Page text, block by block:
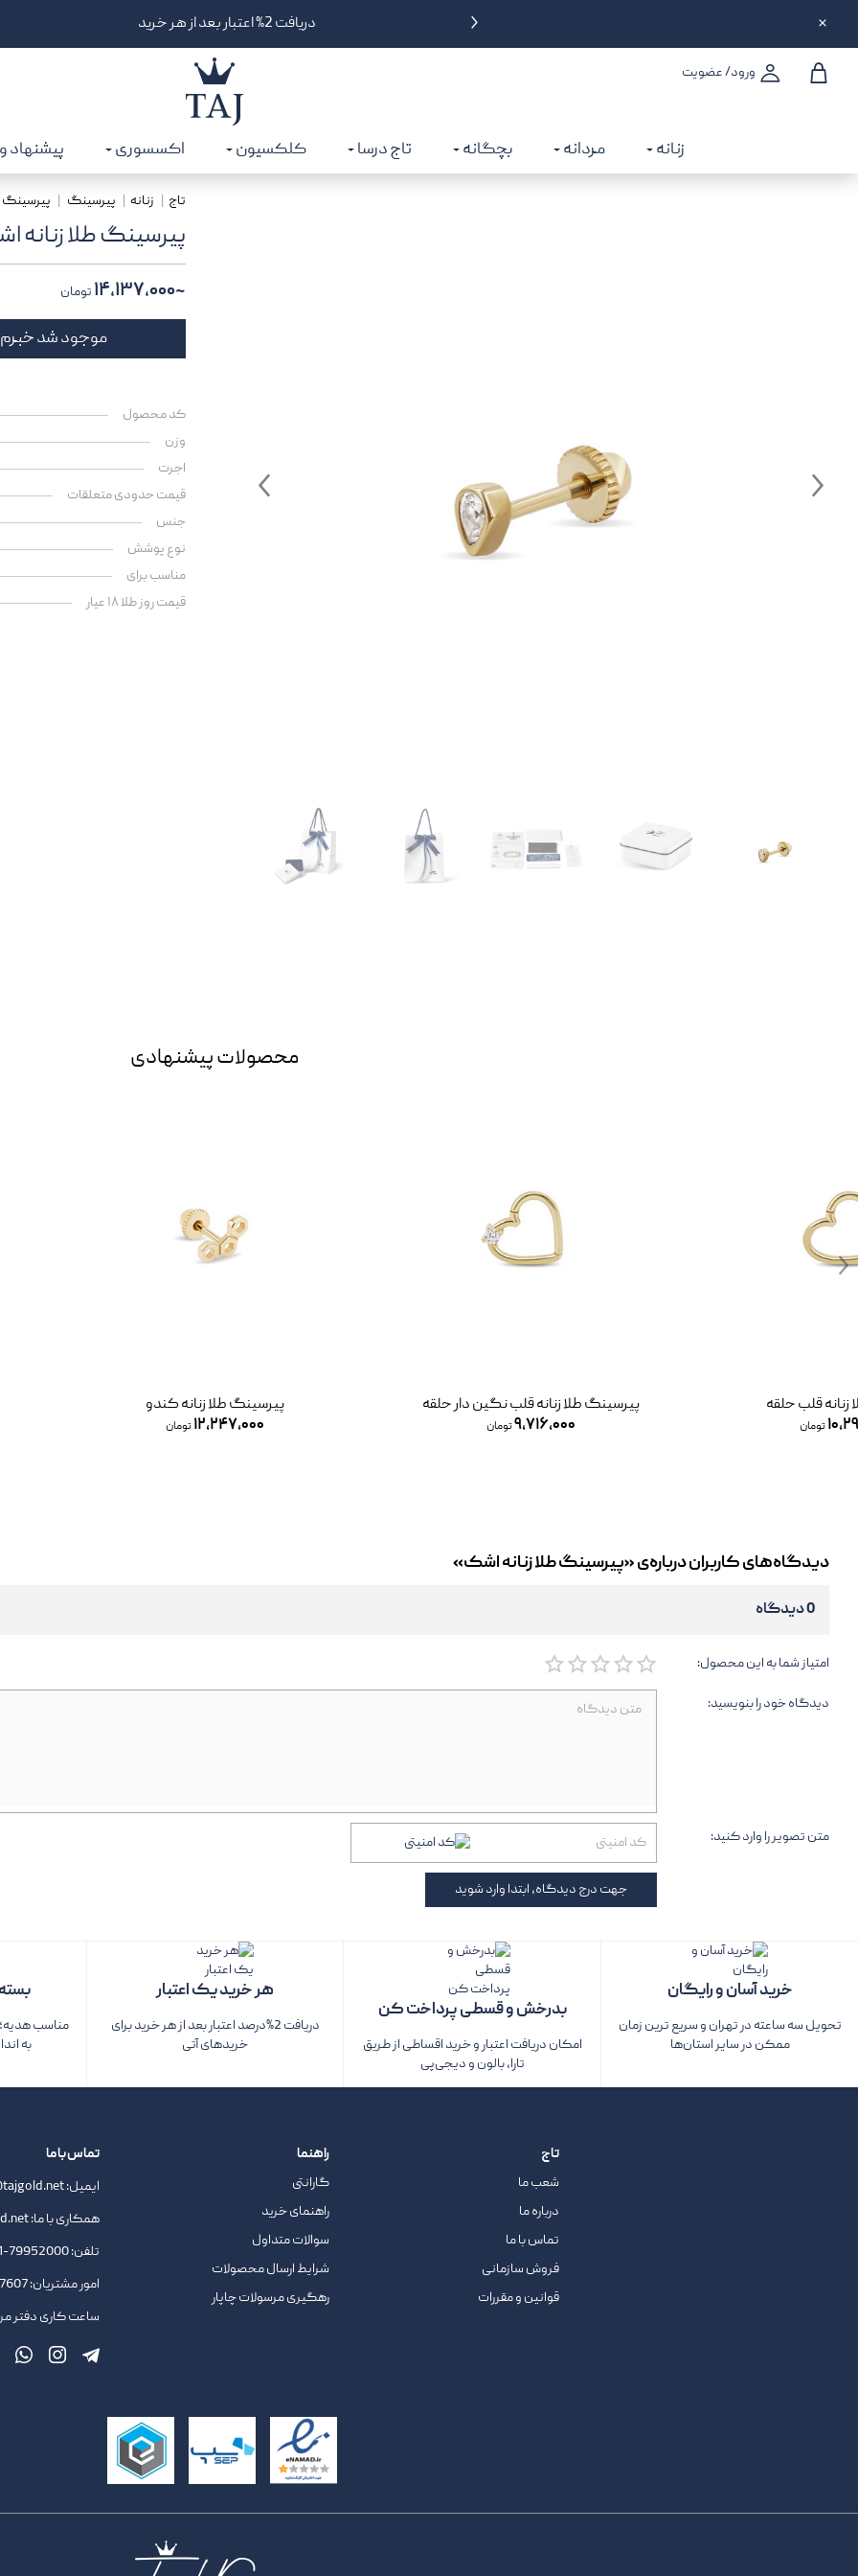
دریافت 2% اعتبار بعد از هر خرید
ورود/ عضویت
زنانه مردانه بچگانه تاج درسا کلکسیون اکسسوری پیشنهاد
تاج زنانه پیرسینگ پیرسینگ
پیرسینگ طلا زنانه
~۱۴,۱۳۷,۰۰۰ تومان
موجود شد
کد محصول
وزن
اجرت
قیمت حدودی متعلقات
جنس
نوع پوشش
مناسب برای
قیمت روز طلا ۱۸ عیار
محصولات پیشنهادی
قلب نگین دار حلقه
تومان
پیرسینگ طلا زنانه کندو
۱۲,۲۴۷,۰۰۰تومان
پیرسینگ طلا حلقه ساده متوسط
۹,۴۸۹,۰۰۰ تومان
دیدگاه‌های کاربران درباره‌ی «پیرسینگ طلا زنانه اشک»
0 دیدگاه
امتیاز شما به این محصول:
دیدگاه خود را بنویسید:
متن تصویر را وارد کنید:
جهت درج دیدگاه، ابتدا وارد شوید
خرید آسان و رایگان
تحویل سه ساعته در تهران و سریع ترین زمان
ممکن در سایر استان‌ها
بدرخش و قسطی پرداخت کن
امکان دریافت اعتبار و خرید اقساطی از طریق
تارا، بالون و دیجی‌پی
هر خرید یک اعتبار
دریافت 2%درصد اعتبار بعد از هر خرید برای
خریدهای آتی
مناسب
به
تاج
شعب ما
درباره ما
تماس با ما
فروش سازمانی
قوانین و مقررات
راهنما
گارانتی
راهنمای خرید
سوالات متداول
شرایط ارسال محصولات
رهگیری مرسولات چاپار
تماس با ما
ایمیل:
همکاری با ما:
تلفن:79952000-021
امور مشتریان:
ساعت کاری دفتر مرکزی : 9.45